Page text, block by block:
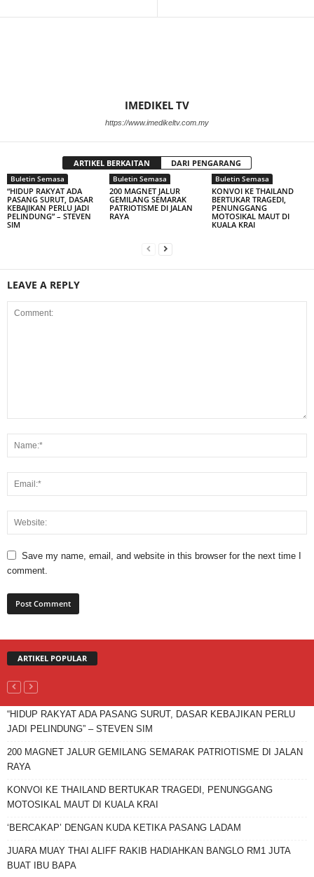
IMEDIKEL TV
https://www.imedikeltv.com.my
ARTIKEL BERKAITAN DARI PENGARANG
Buletin Semasa
“HIDUP RAKYAT ADA
PASANG SURUT, DASAR
KEBAJIKAN PERLU JADI
PELINDUNG” – STEVEN
SIM
Buletin Semasa
200 MAGNET JALUR
GEMILANG SEMARAK
PATRIOTISME DI JALAN
RAYA
Buletin Semasa
KONVOI KE THAILAND
BERTUKAR TRAGEDI,
PENUNGGANG
MOTOSIKAL MAUT DI
KUALA KRAI
LEAVE A REPLY
Save my name, email, and website in this browser for the next time I
comment.
ARTIKEL POPULAR
“HIDUP RAKYAT ADA PASANG SURUT, DASAR KEBAJIKAN PERLU
JADI PELINDUNG” – STEVEN SIM
200 MAGNET JALUR GEMILANG SEMARAK PATRIOTISME DI JALAN
RAYA
KONVOI KE THAILAND BERTUKAR TRAGEDI, PENUNGGANG
MOTOSIKAL MAUT DI KUALA KRAI
‘BERCAKAP’ DENGAN KUDA KETIKA PASANG LADAM
JUARA MUAY THAI ALIFF RAKIB HADIAHKAN BANGLO RM1 JUTA
BUAT IBU BAPA